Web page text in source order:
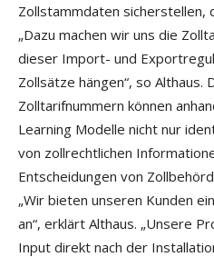
Zollstammdaten sicherstellen,
„Dazu machen wir uns die
dieser Import- und
Zollsätze hängen“, so Althaus.
Zolltarifnummern können
Learning Modelle nicht nur
von zollrechtlichen
Entscheidungen von
„Wir bieten unseren Kunden
an“, erklärt Althaus. „Unsere
Input direkt nach der